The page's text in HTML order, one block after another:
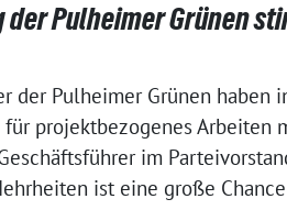
Pulheimer Grünen
der Pulheimer Grünen haben
projektbezogenes Arbeiten
im
ist eine große